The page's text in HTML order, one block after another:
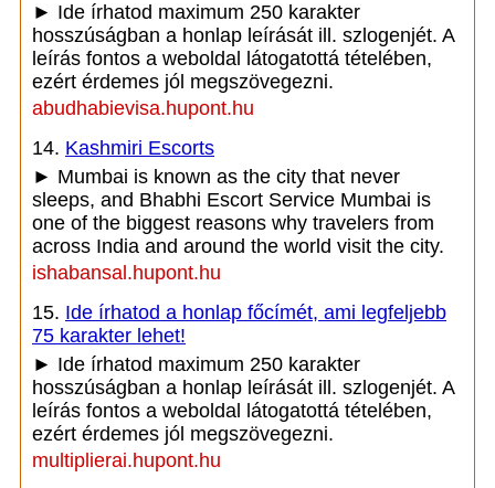
► Ide írhatod maximum 250 karakter
hosszúságban a honlap leírását ill. szlogenjét. A
leírás fontos a weboldal látogatottá tételében,
ezért érdemes jól megszövegezni.
abudhabievisa.hupont.hu
14. Kashmiri Escorts
► Mumbai is known as the city that never
sleeps, and Bhabhi Escort Service Mumbai is
one of the biggest reasons why travelers from
across India and around the world visit the city.
ishabansal.hupont.hu
15. Ide írhatod a honlap főcímét, ami legfeljebb
75 karakter lehet!
► Ide írhatod maximum 250 karakter
hosszúságban a honlap leírását ill. szlogenjét. A
leírás fontos a weboldal látogatottá tételében,
ezért érdemes jól megszövegezni.
multiplierai.hupont.hu